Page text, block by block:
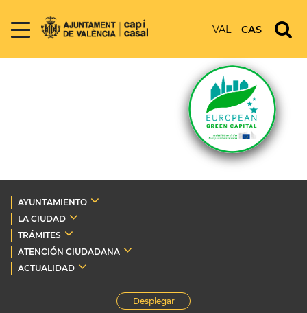
VAL CAS
AYUNTAMIENTO
LA CIUDAD
TRÁMITES
ATENCIÓN CIUDADANA
ACTUALIDAD
Desplegar